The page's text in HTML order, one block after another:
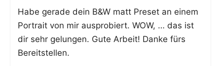
Habe gera­de dein B&W matt Pre­set an einem
Por­trait von mir aus­pro­biert. WOW, … das ist
dir sehr gelun­gen. Gute Arbeit! Dan­ke fürs
Bereitstellen.